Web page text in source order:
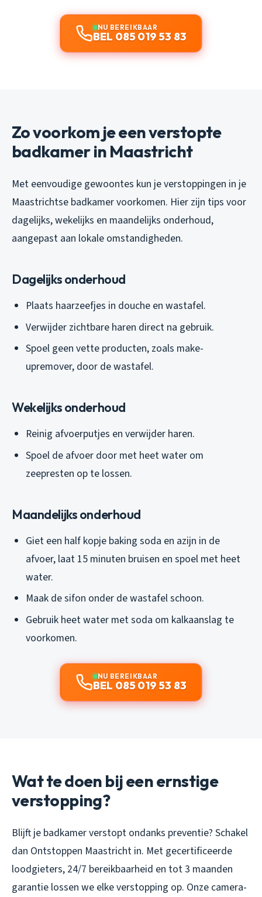
NU BEREIKBAAR
BEL 085 019 53 83
Zo voorkom je een verstopte
badkamer in Maastricht
Met eenvoudige gewoontes kun je verstoppingen in je
Maastrichtse badkamer voorkomen. Hier zijn tips voor
dagelijks, wekelijks en maandelijks onderhoud,
aangepast aan lokale omstandigheden.
Dagelijks onderhoud
Plaats haarzeefjes in douche en wastafel.
Verwijder zichtbare haren direct na gebruik.
Spoel geen vette producten, zoals make-
upremover, door de wastafel.
Wekelijks onderhoud
Reinig afvoerputjes en verwijder haren.
Spoel de afvoer door met heet water om
zeepresten op te lossen.
Maandelijks onderhoud
Giet een half kopje baking soda en azijn in de
afvoer, laat 15 minuten bruisen en spoel met heet
water.
Maak de sifon onder de wastafel schoon.
Gebruik heet water met soda om kalkaanslag te
voorkomen.
NU BEREIKBAAR
BEL 085 019 53 83
Wat te doen bij een ernstige
verstopping?
Blijft je badkamer verstopt ondanks preventie? Schakel
dan Ontstoppen Maastricht in. Met gecertificeerde
loodgieters, 24/7 bereikbaarheid en tot 3 maanden
garantie lossen we elke verstopping op. Onze camera-